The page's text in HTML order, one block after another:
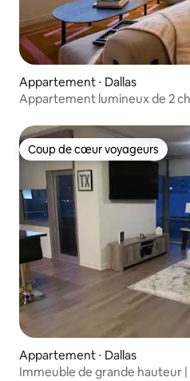
Appartement ⋅ Dallas
Appartement lumineux de 2
Coup de cœur voyageurs
Coup de cœur voyageurs
Appartement ⋅ Dallas
Immeuble de grande hauteur |